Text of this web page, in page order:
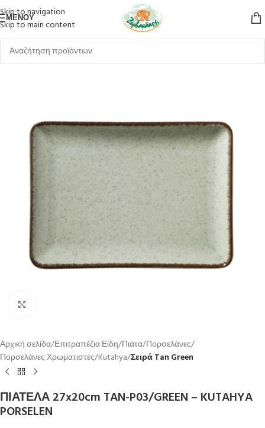
Skip to navigation
Skip to main content
ΜΕΝΟΎ
Αρχική σελίδα Επιτραπέζια Είδη Πιάτα Πορσελάνες
Πορσελάνες Χρωματιστές Kutahya Σειρά Tan Green
ΠΙΑΤΕΛΑ 27x20cm TAN-P03/GREEN – KUTAHYA
PORSELEN